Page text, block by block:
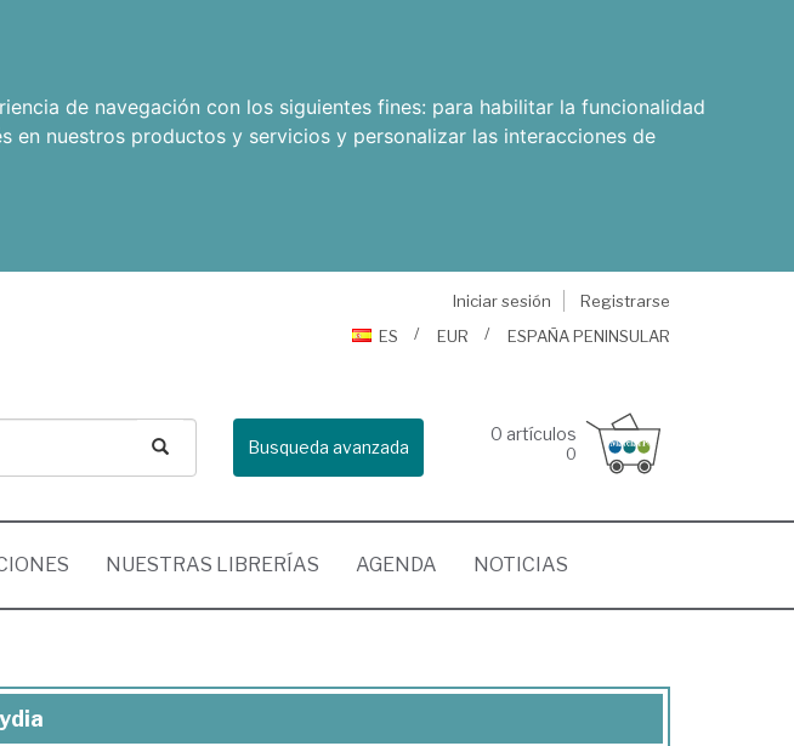
de navegación con los siguientes fines: para habilitar la funcionalidad
en nuestros productos y servicios y personalizar las interacciones de
Iniciar sesión
Registrarse
ES
EUR ESPAÑA PENINSULAR
Busqueda avanzada
0 artículos
0
NUESTRAS LIBRERÍAS AGENDA NOTICIAS